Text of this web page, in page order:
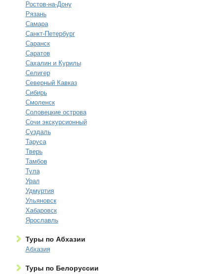
Ростов-на-Дону
Рязань
Самара
Санкт-Петербург
Саранск
Саратов
Сахалин и Курилы
Селигер
Северный Кавказ
Сибирь
Смоленск
Соловецкие острова
Сочи экскурсионный
Суздаль
Таруса
Тверь
Тамбов
Тула
Урал
Удмуртия
Ульяновск
Хабаровск
Ярославль
Туры по Абхазии
Абхазия
Туры по Белоруссии